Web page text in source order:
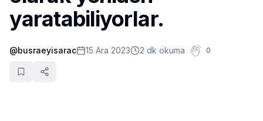
Sağlık
Siyaset ve Tarih
Hayvan Hakları
Feminizm
yaratabiliyorlar.
@busraeyisarac 15 Ara 2023 2 dk okuma 0